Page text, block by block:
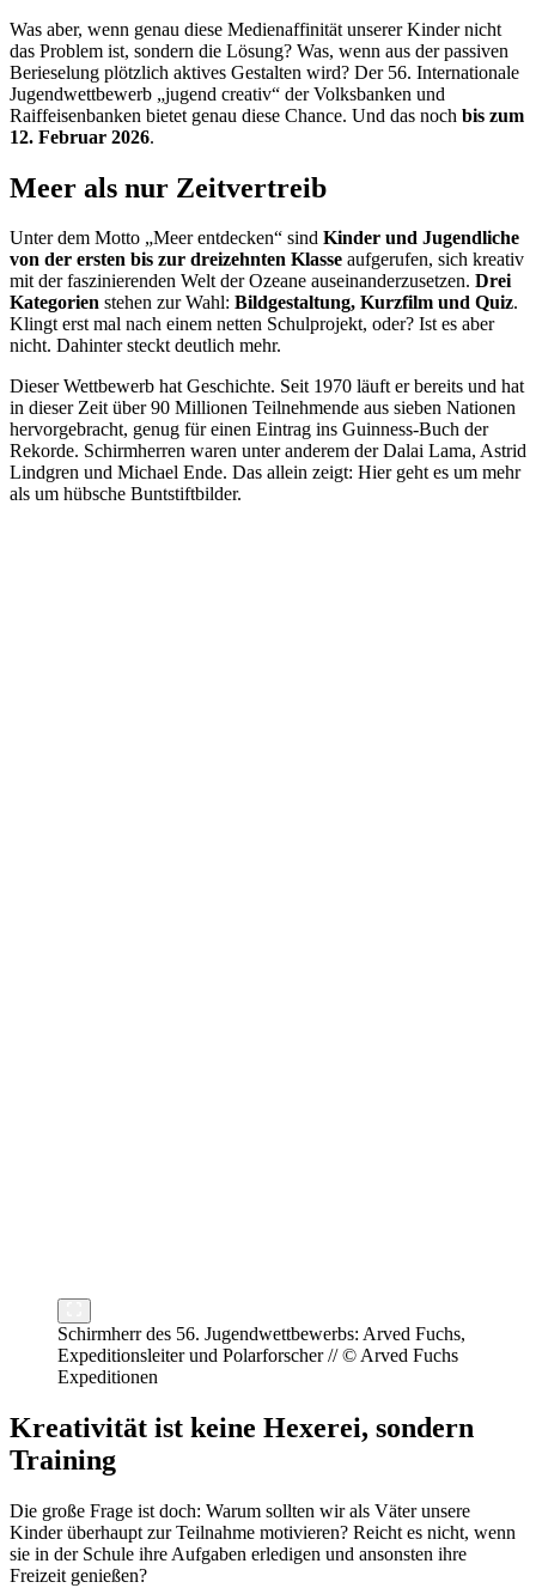
Was aber, wenn genau diese Medienaffinität unserer Kinder nicht
das Problem ist, sondern die Lösung? Was, wenn aus der passiven
Berieselung plötzlich aktives Gestalten wird? Der 56. Internationale
Jugendwettbewerb „jugend creativ“ der Volksbanken und
Raiffeisenbanken bietet genau diese Chance. Und das noch bis zum
12. Februar 2026.
Meer als nur Zeitvertreib
Unter dem Motto „Meer entdecken“ sind Kinder und Jugendliche
von der ersten bis zur dreizehnten Klasse aufgerufen, sich kreativ
mit der faszinierenden Welt der Ozeane auseinanderzusetzen. Drei
Kategorien stehen zur Wahl: Bildgestaltung, Kurzfilm und Quiz.
Klingt erst mal nach einem netten Schulprojekt, oder? Ist es aber
nicht. Dahinter steckt deutlich mehr.
Dieser Wettbewerb hat Geschichte. Seit 1970 läuft er bereits und hat
in dieser Zeit über 90 Millionen Teilnehmende aus sieben Nationen
hervorgebracht, genug für einen Eintrag ins Guinness-Buch der
Rekorde. Schirmherren waren unter anderem der Dalai Lama, Astrid
Lindgren und Michael Ende. Das allein zeigt: Hier geht es um mehr
als um hübsche Buntstiftbilder.
Schirmherr des 56. Jugendwettbewerbs: Arved Fuchs,
Expeditionsleiter und Polarforscher // © Arved Fuchs
Expeditionen
Kreativität ist keine Hexerei, sondern
Training
Die große Frage ist doch: Warum sollten wir als Väter unsere
Kinder überhaupt zur Teilnahme motivieren? Reicht es nicht, wenn
sie in der Schule ihre Aufgaben erledigen und ansonsten ihre
Freizeit genießen?